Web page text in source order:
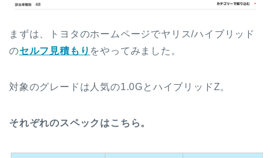
まずは、トヨタのホームページでヤリス/ハイブリッド
のセルフ見積もり をやってみました。
対象のグレードは人気の1.0GとハイブリッドZ。
それぞれのスペックはこちら。